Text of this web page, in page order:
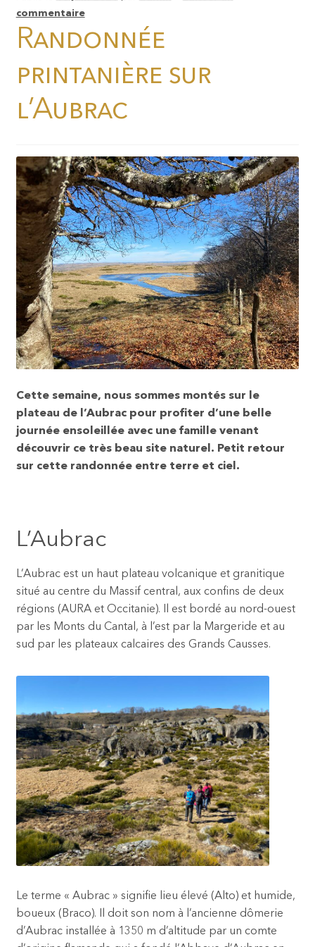
commentaire
Randonnée
printanière sur
l’Aubrac
Cette semaine, nous sommes montés sur le
plateau de l’Aubrac pour profiter d’une belle
journée ensoleillée avec une famille venant
découvrir ce très beau site naturel. Petit retour
sur cette randonnée entre terre et ciel.
L’Aubrac
L’Aubrac est un haut plateau volcanique et granitique
situé au centre du Massif central, aux confins de deux
régions (AURA et Occitanie). Il est bordé au nord-ouest
par les Monts du Cantal, à l’est par la Margeride et au
sud par les plateaux calcaires des Grands Causses.
Le terme « Aubrac » signifie lieu élevé (Alto) et humide,
boueux (Braco). Il doit son nom à l’ancienne dômerie
d’Aubrac installée à 1350 m d’altitude par un comte